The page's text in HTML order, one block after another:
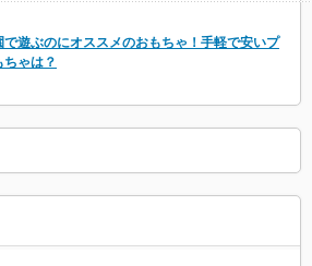
で遊ぶのにオススメのおもちゃ！手軽で安いプ
ゃは？